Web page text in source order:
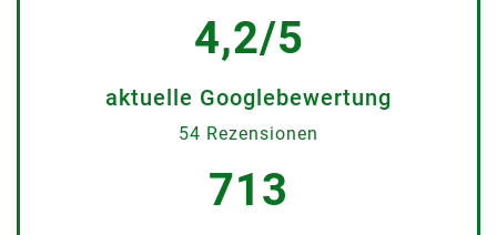
4,2/5
aktuelle Googlebewertung
54 Rezensionen
713